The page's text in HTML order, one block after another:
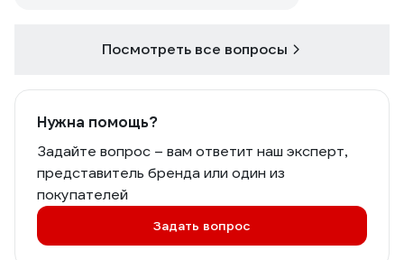
Посмотреть все вопросы
Нужна помощь?
Задайте вопрос – вам ответит наш эксперт,
представитель бренда или один из
покупателей
Задать вопрос